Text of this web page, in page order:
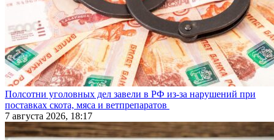
Полсотни уголовных дел завели в РФ из-за нарушений при
поставках скота, мяса и ветпрепаратов
7 августа 2026, 18:17